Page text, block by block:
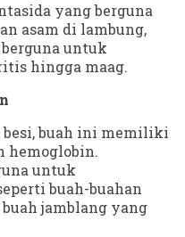
yang berguna
asam di lambung,
untuk
hingga maag.
besi, buah ini memiliki
hemoglobin.
untuk
buah-buahan
jamblang yang